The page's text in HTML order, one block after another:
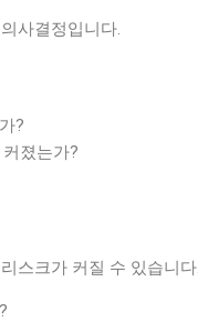
사결정입니다.
?
졌는가?
스크가 커질 수 있습니다.